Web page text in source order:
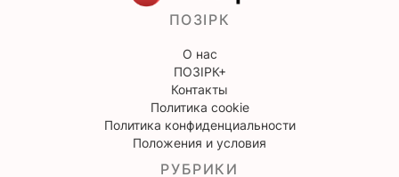
ПОЗІРК
О нас
ПОЗІРК+
Контакты
Политика cookie
Политика конфиденциальности
Положения и условия
РУБРИКИ